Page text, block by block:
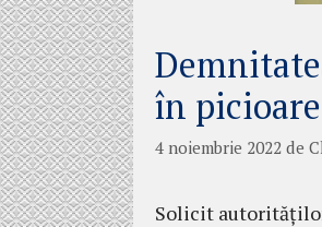
în
4 noiembrie 2022 de
Solicit